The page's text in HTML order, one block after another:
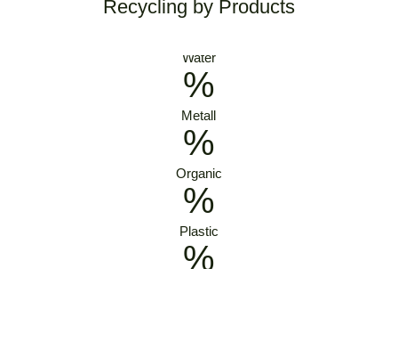
Recycling by Products
Water
%
Metall
%
Organic
%
Plastic
%